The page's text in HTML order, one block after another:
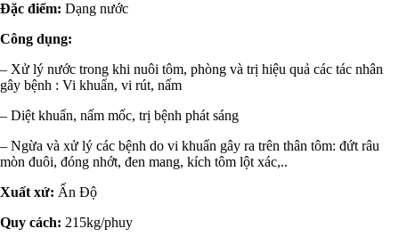
Đặc điểm: Dạng nước
Công dụng:
– Xử lý nước trong khi nuôi tôm, phòng và trị hiệu quả các tác nhân
gây bệnh : Vi khuẩn, vi rút, nấm
– Diệt khuẩn, nấm mốc, trị bệnh phát sáng
– Ngừa và xử lý các bệnh do vi khuẩn gây ra trên thân tôm: đứt râu
mòn đuôi, đóng nhớt, đen mang, kích tôm lột xác,..
Xuất xứ: Ấn Độ
Quy cách: 215kg/phuy